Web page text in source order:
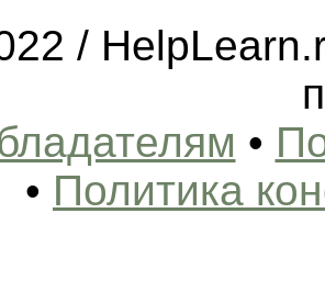
/
•
• Политика